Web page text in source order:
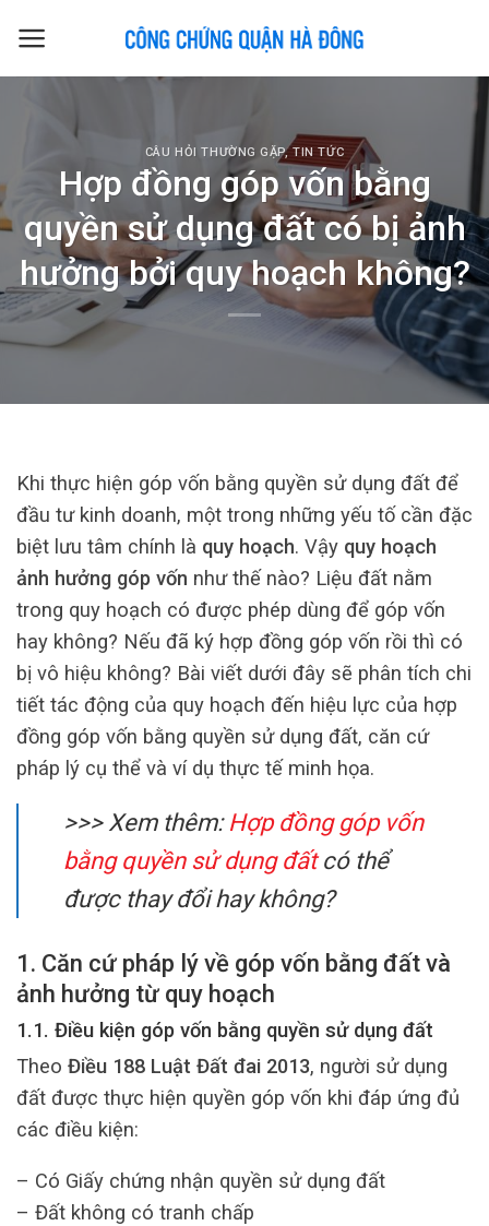
CÂU HỎI THƯỜNG GẶP,TIN TỨC
Hợp đồng góp vốn bằng
quyền sử dụng đất có bị ảnh
hưởng bởi quy hoạch không?
Khi thực hiện góp vốn bằng quyền sử dụng đất để
đầu tư kinh doanh, một trong những yếu tố cần đặc
biệt lưu tâm chính là quy hoạch. Vậy quy hoạch
ảnh hưởng góp vốn như thế nào? Liệu đất nằm
trong quy hoạch có được phép dùng để góp vốn
hay không? Nếu đã ký hợp đồng góp vốn rồi thì có
bị vô hiệu không? Bài viết dưới đây sẽ phân tích chi
tiết tác động của quy hoạch đến hiệu lực của hợp
đồng góp vốn bằng quyền sử dụng đất, căn cứ
pháp lý cụ thể và ví dụ thực tế minh họa.
>>> Xem thêm: Hợp đồng góp vốn
bằng quyền sử dụng đấtcó thể
được thay đổi hay không?
1. Căn cứ pháp lý về góp vốn bằng đất và
ảnh hưởng từ quy hoạch
1.1. Điều kiện góp vốn bằng quyền sử dụng đất
Theo Điều 188 Luật Đất đai 2013, người sử dụng
đất được thực hiện quyền góp vốn khi đáp ứng đủ
các điều kiện:
– Có Giấy chứng nhận quyền sử dụng đất
– Đất không có tranh chấp